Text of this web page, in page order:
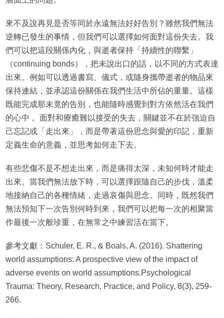
來不及說再見是否等同於永遠無法好好告別？雖然我們無法
逆轉已發生的事情，但我們可以選擇如何面對這份失去。我
們可以把這段關係內化，與逝者保持「持續性的聯繫」
（continuing bonds），把未說出口的話，以不同的方式表達
出來。例如可以透過書寫、儀式，或隨身攜帶逝者的物品來
保持連結，並承認這份關係在我們生活中所佔的重量。這樣
既能完成那未竟的告別，也能隨時感覺到對方依然活在我們
的心中 。面對和療癒難以接受的失去，關鍵並不在於強迫自
己忘記或「走出來」，而是帶著這份思念與愛的印記，重新
定義生命的意義，並思考如何走下去。
有些悲傷不是不想走出來，而是痛得太深，未知何時才能走
出來。當我們無法放下時，可以選擇跟隨自己的步伐，溫柔
地接納自己的各種情緒，走過哀傷與思念。同時，既然我們
無法預知下一次告別何時到來，我們可以把每一次的相聚當
作最後一次般珍重，在無常之中練習活在當下。
參考文獻：Schuler, E. R., & Boals, A. (2016). Shattering
world assumptions: A prospective view of the impact of
adverse events on world assumptions.Psychological
Trauma: Theory, Research, Practice, and Policy, 8(3), 259-
266.